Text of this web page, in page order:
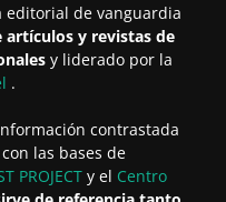
editorial de vanguardia
artículos y revistas de
y liderado por la
.
contrastada
las bases de
PROJECT y el Centro